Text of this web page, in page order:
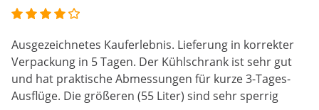
Ausgezeichnetes Kauferlebnis. Lieferung in korrekter
Verpackung in 5 Tagen. Der Kühlschrank ist sehr gut
und hat praktische Abmessungen für kurze 3-Tages-
Ausflüge. Die größeren (55 Liter) sind sehr sperrig